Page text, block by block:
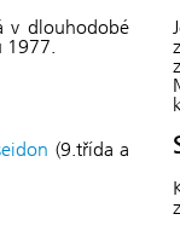
v dlouhodobé
1977.
(9.třída a